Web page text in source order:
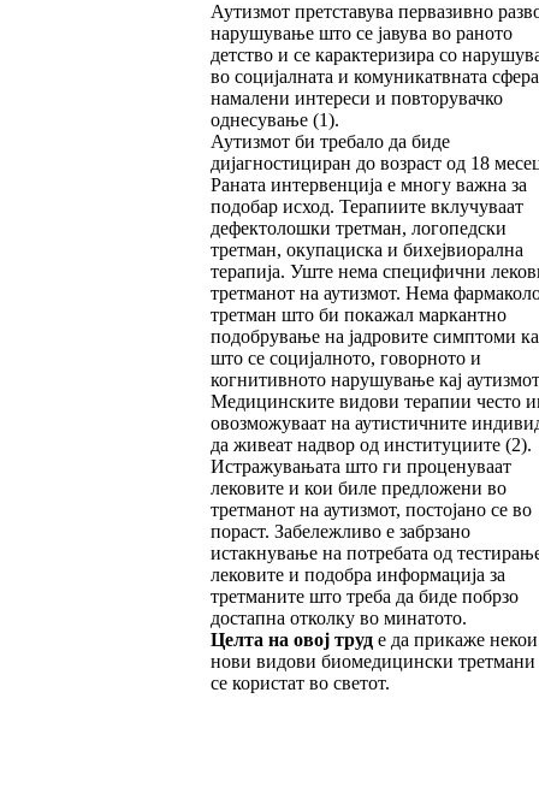
Аутизмот претставува первазивно
нарушување што се јавува во раното
детство и се карактеризира со
во социјалната и комуникатвната
намалени интереси и повторувачко
однесување (1).
Аутизмот би требало да биде
дијагностициран до возраст од 18
Раната интервенција е многу важна за
подобар исход. Терапиите вклучуваат
дефектолошки третман, логопедски
третман, окупациска и бихејвиорална
терапија. Уште нема специфични
третманот на аутизмот. Нема
третман што би покажал маркантно
подобрување на јадровите симптоми
што се социјалното, говорното и
когнитивното нарушување кај
Медицинските видови терапии често
овозможуваат на аутистичните
да живеат надвор од институциите (2).
Истражувањата што ги проценуваат
лековите и кои биле предложени во
третманот на аутизмот, постојано се во
пораст. Забележливо е забрзано
истакнување на потребата од
лековите и подобра информација за
третманите што треба да биде побрзо
достапна отколку во минатото.
Целта на овој труде да прикаже некои
нови видови биомедицински
се користат во светот.